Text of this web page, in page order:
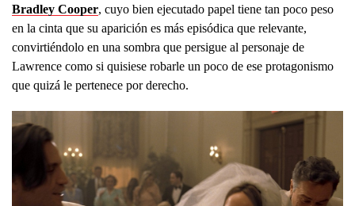
Bradley Cooper, cuyo bien ejecutado papel tiene tan poco peso
en la cinta que su aparición es más episódica que relevante,
convirtiéndolo en una sombra que persigue al personaje de
Lawrence como si quisiese robarle un poco de ese protagonismo
que quizá le pertenece por derecho.